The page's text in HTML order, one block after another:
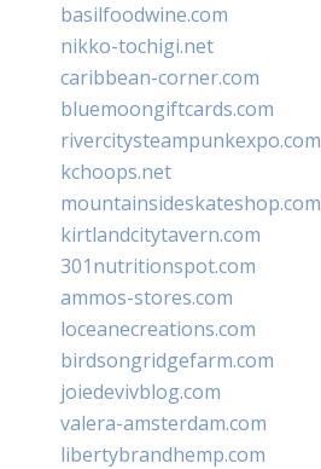
basilfoodwine.com
nikko-tochigi.net
caribbean-corner.com
bluemoongiftcards.com
rivercitysteampunkexpo.com
kchoops.net
mountainsideskateshop.com
kirtlandcitytavern.com
301nutritionspot.com
ammos-stores.com
loceanecreations.com
birdsongridgefarm.com
joiedevivblog.com
valera-amsterdam.com
libertybrandhemp.com